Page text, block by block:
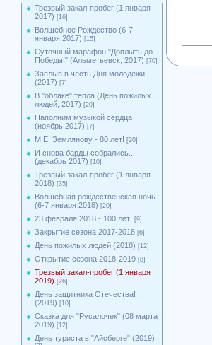
Трезвый закал-пробег (1 января
2017) [16]
Волшебное Рождество (6-7
января 2017) [15]
Суточный марафон "Доплыть до
Победы!" (Альметьевск, 2017) [70]
Заплыв в честь Дня молодёжи
(2017) [7]
В "облаке" тепла (День пожилых
людей, 2017) [20]
Наполним музыкой сердца
(ноябрь 2017) [7]
М.Е. Землянову - 80 лет! [20]
И снова барды собрались...
(декабрь 2017) [10]
Трезвый закал-пробег (1 января
2018) [35]
Волшебная рождественская ночь
(6-7 января 2018) [20]
23 февраля 2018 - 100 лет! [9]
Закрытие сезона 2017-2018 [6]
День пожилых людей (2018) [12]
Открытие сезона 2018-2019 [8]
Трезвый закал-пробег (1 января
2019) [26]
День защитника Отечества!
(2019) [10]
Сказка для "Русалочек" (08 марта
2019) [12]
День туриста в "Айсберге" (2019)